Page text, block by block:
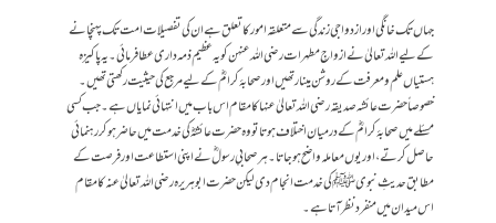
جہاں تک خانگی اور ازدواجی زندگی سے متعلقہ امور کا تعلق ہے ان کی تفصیلات امت تک پہنچانے
کے لیے اللہ تعالیٰ نے ازواجِ مطہرات رضی اللہ عنہن کو یہ عظیم ذمہ داری عطا فرمائی۔ یہ پاکیزہ
ہستیاں علم و معرفت کے روشن مینار تھیں اور صحابۂ کرامؓ کے لیے مرجع کی حیثیت رکھتی تھیں۔
خصوصاً حضرت عائشہ صدیقہ رضی اللہ تعالیٰ عنہا کا مقام اس باب میں انتہائی نمایاں ہے۔ جب کسی
مسئلے میں صحابۂ کرامؓ کے درمیان اختلاف ہوتا تو وہ حضرت عائشہؓ کی خدمت میں حاضر ہوکر رہنمائی
حاصل کرتے، اور یوں معاملہ واضح ہوجاتا۔ ہر صحابیِ رسولؓ نے اپنی استطاعت اور فرصت کے
مطابق حدیثِ نبوی ﷺ کی خدمت انجام دی لیکن حضرت ابو ہریرہ رضی اللہ تعالیٰ عنہ کا مقام
اس میدان میں منفرد نظر آتا ہے۔